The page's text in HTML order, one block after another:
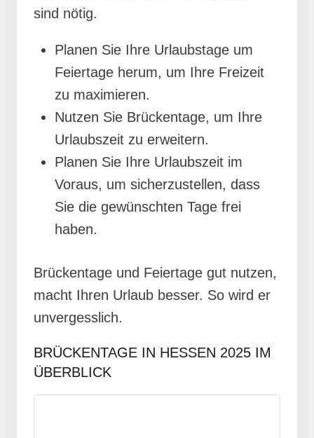
sind nötig.
Planen Sie Ihre Urlaubstage um
Feiertage herum, um Ihre Freizeit
zu maximieren.
Nutzen Sie Brückentage, um Ihre
Urlaubszeit zu erweitern.
Planen Sie Ihre Urlaubszeit im
Voraus, um sicherzustellen, dass
Sie die gewünschten Tage frei
haben.
Brückentage und Feiertage gut nutzen,
macht Ihren Urlaub besser. So wird er
unvergesslich.
BRÜCKENTAGE IN HESSEN 2025 IM
ÜBERBLICK